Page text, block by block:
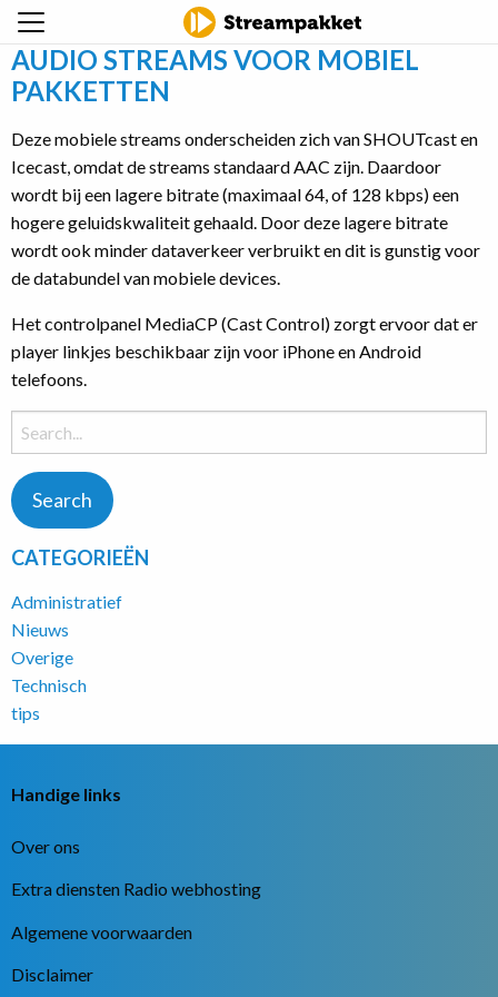
AUDIO STREAMS VOOR MOBIEL
PAKKETTEN
Deze mobiele streams onderscheiden zich van SHOUTcast en
Icecast, omdat de streams standaard AAC zijn. Daardoor
wordt bij een lagere bitrate (maximaal 64, of 128 kbps) een
hogere geluidskwaliteit gehaald. Door deze lagere bitrate
wordt ook minder dataverkeer verbruikt en dit is gunstig voor
de databundel van mobiele devices.
Het controlpanel MediaCP (Cast Control) zorgt ervoor dat er
player linkjes beschikbaar zijn voor iPhone en Android
telefoons.
Search
for:
CATEGORIEËN
Administratief
Nieuws
Overige
Technisch
tips
Handige links
Over ons
Extra diensten Radio webhosting
Algemene voorwaarden
Disclaimer